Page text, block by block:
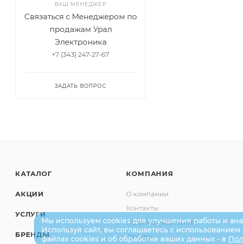
ВАШ МЕНЕДЖЕР
Связаться с Менеджером по
продажам Урал
Электроника
+7 (343) 247-27-67
ЗАДАТЬ ВОПРОС
КАТАЛОГ
АКЦИИ
УСЛУГИ
БРЕНДЫ
КОМПАНИЯ
О компании
Контакты
Политика компании
Отзывы
Мы используем cookies для улучшения работы и
Используя сайт, вы соглашаетесь с
файлах cookies и об обработке ваших данных - в